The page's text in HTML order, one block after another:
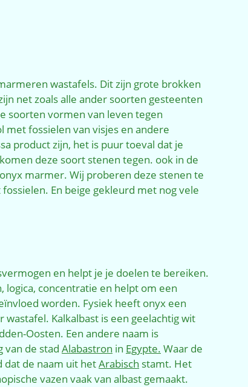
wastafels. Dit zijn grote brokken
net zoals alle ander soorten gesteenten
soorten vormen van leven tegen
met fossielen van visjes en andere
product zijn, het is puur toeval dat je
deze soort stenen tegen. ook in de
marmer. Wij proberen deze stenen te
En beige gekleurd met nog vele
en helpt je je doelen te bereiken.
concentratie en helpt om een
worden. Fysiek heeft onyx een
Kalkalbast is een geelachtig wit
Oosten. Een andere naam is
van de stad Alabastron in Egypte. Waar de
dat de naam uit hetArabisch stamt. Het
vazen vaak van albast gemaakt.